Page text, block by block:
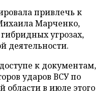
привлечь к
Марченко,
угрозах,
деятельности.
к документам,
ударов ВСУ по
области в июле этого